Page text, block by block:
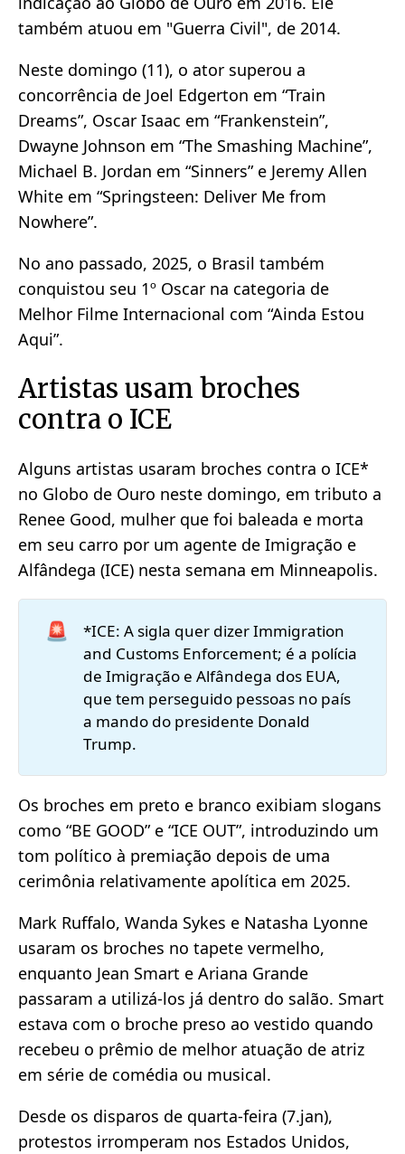
também atuou em "Guerra Civil", de 2014.
Neste domingo (11), o ator superou a
concorrência de Joel Edgerton em “Train
Dreams”, Oscar Isaac em “Frankenstein”,
Dwayne Johnson em “The Smashing Machine”,
Michael B. Jordan em “Sinners” e Jeremy Allen
White em “Springsteen: Deliver Me from
Nowhere”.
No ano passado, 2025, o Brasil também
conquistou seu 1º Oscar na categoria de
Melhor Filme Internacional com “Ainda Estou
Aqui”.
Artistas usam broches
contra o ICE
Alguns artistas usaram broches contra o ICE*
no Globo de Ouro neste domingo, em tributo a
Renee Good, mulher que foi baleada e morta
em seu carro por um agente de Imigração e
Alfândega (ICE) nesta semana em Minneapolis.
🚨
*ICE: A sigla quer dizer Immigration
and Customs Enforcement; é a polícia
de Imigração e Alfândega dos EUA,
que tem perseguido pessoas no país
a mando do presidente Donald
Trump.
Os broches em preto e branco exibiam slogans
como “BE GOOD” e “ICE OUT”, introduzindo um
tom político à premiação depois de uma
cerimônia relativamente apolítica em 2025.
Mark Ruffalo, Wanda Sykes e Natasha Lyonne
usaram os broches no tapete vermelho,
enquanto Jean Smart e Ariana Grande
passaram a utilizá-los já dentro do salão. Smart
estava com o broche preso ao vestido quando
recebeu o prêmio de melhor atuação de atriz
em série de comédia ou musical.
Desde os disparos de quarta-feira (7.jan),
protestos irromperam nos Estados Unidos,